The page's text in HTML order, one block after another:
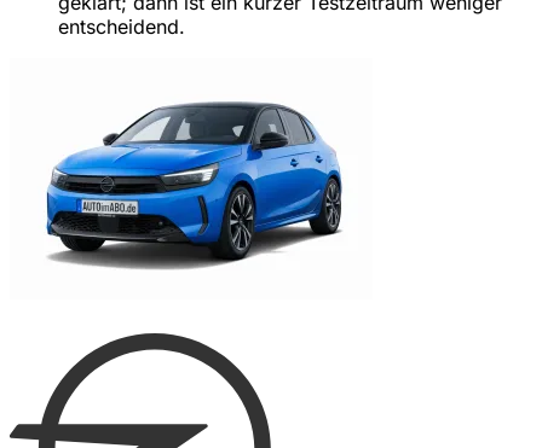
entscheidend.